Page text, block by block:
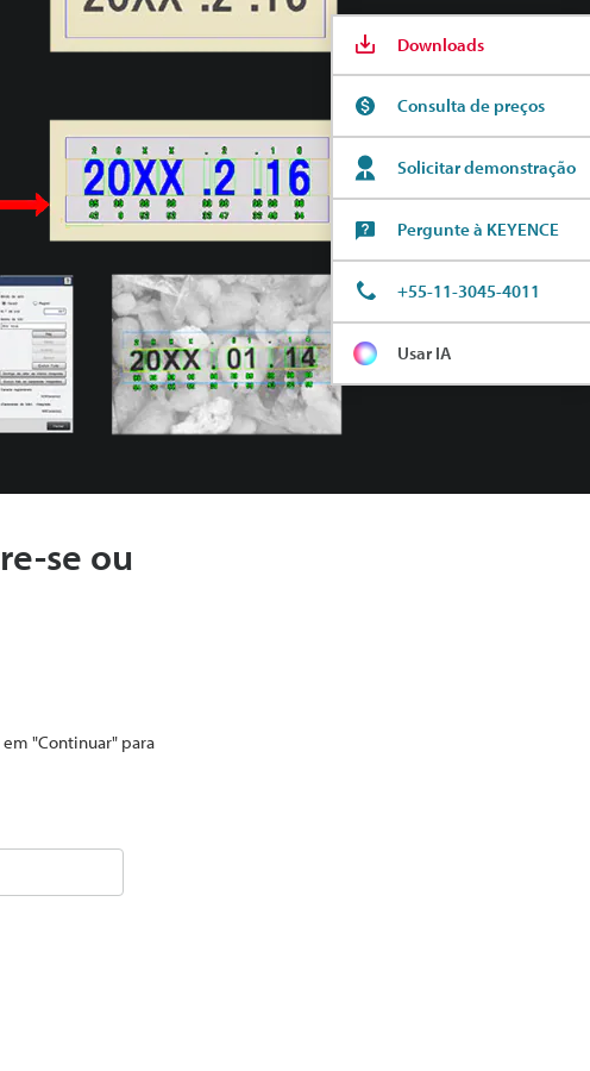
se ou
"Continuar" para
Downloads
Consulta de preços
Solicitar demonstração
Pergunte à KEYENCE
+55-11-3045-4011
Usar IA